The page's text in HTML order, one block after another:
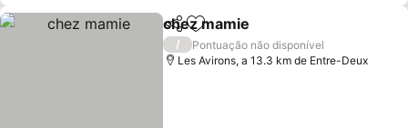
PartilharAdicionar aos favoritos
chez mamie
/
Pontuação não disponível
Les Avirons, a 13.3 km de Entre-Deux